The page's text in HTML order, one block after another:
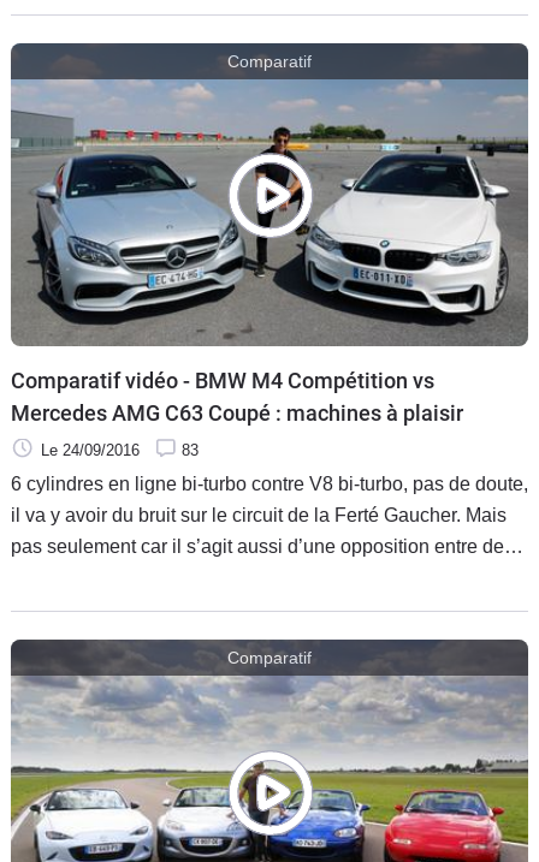
affrontements traditionnels mais qui suscitent toujours autant
la passion des supporters des deux camps. C’est encore le
cas aujourd’hui avec l’arrivée d’une nouvelle déclinaison de
la Golf GTi qui vient se frotter à la vieillissante mais toujours
fringante Mégane RS. Alors, on refait le match.
Comparatif
Comparatif vidéo - BMW M4 Compétition vs
Mercedes AMG C63 Coupé : machines à plaisir
Le 24/09/2016 83
6 cylindres en ligne bi-turbo contre V8 bi-turbo, pas de doute,
il va y avoir du bruit sur le circuit de la Ferté Gaucher. Mais
pas seulement car il s’agit aussi d’une opposition entre deux
?
Comparatif